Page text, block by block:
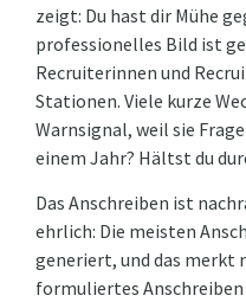
zeigt: Du hast dir Mühe
professionelles Bild ist
Recruiterinnen und
Stationen. Viele kurze
Warnsignal, weil sie
einem Jahr? Hältst du
Das Anschreiben ist
ehrlich: Die meisten
generiert, und das merkt
formuliertes